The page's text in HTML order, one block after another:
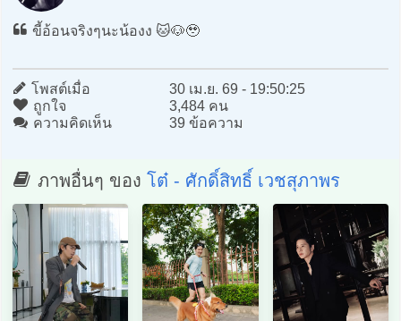
ขี้อ้อนจริงๆนะน้องง 🐱🐶🥹
โพสต์เมื่อ
30 เม.ย. 69 - 19:50:25
ถูกใจ
3,484 คน
ความคิดเห็น
39 ข้อความ
ภาพอื่นๆ ของ โต๋ - ศักดิ์สิทธิ์ เวชสุภาพร